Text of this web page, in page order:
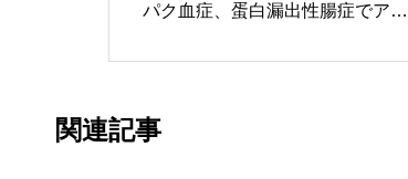
パク血症、蛋白漏出性腸症でアレ
関連記事